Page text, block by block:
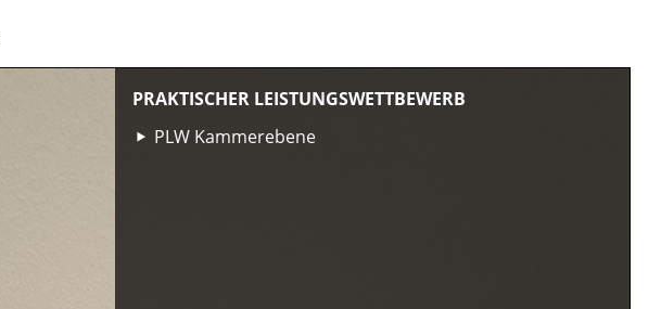
PRAKTISCHER LEISTUNGSWETTBEWERB
PLW Kammerebene